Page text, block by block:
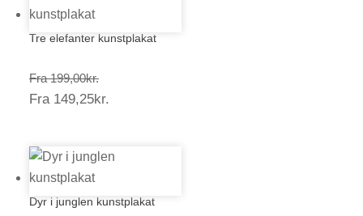
Tre elefanter kunstplakat
Fra 199,00kr.Prisinterval:
199,00kr.
Fra 149,25kr.
Dyr i junglen kunstplakat